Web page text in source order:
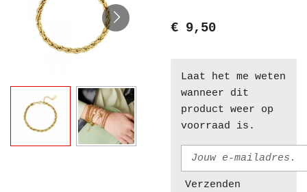
€ 9,50
Laat het me weten
wanneer dit
product weer op
voorraad is.
Verzenden